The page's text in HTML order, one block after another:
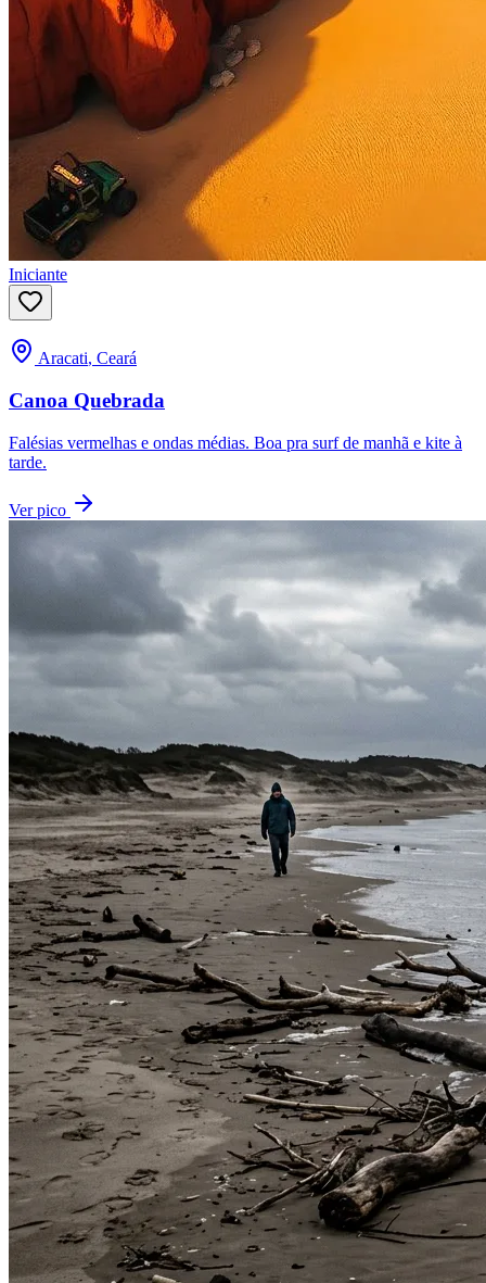
Iniciante
Aracati, Ceará
Canoa Quebrada
Falésias vermelhas e ondas médias. Boa pra surf de manhã e kite à
tarde.
Ver pico